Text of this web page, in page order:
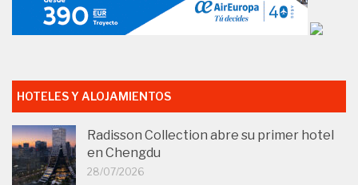
HOTELES Y ALOJAMIENTOS
Radisson Collection abre su primer hotel
en Chengdu
28/07/2026